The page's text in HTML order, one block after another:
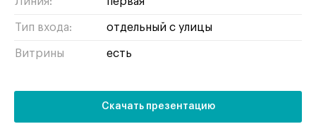
Тип входа: отдельный с улицы
Витрины есть
Скачать презентацию